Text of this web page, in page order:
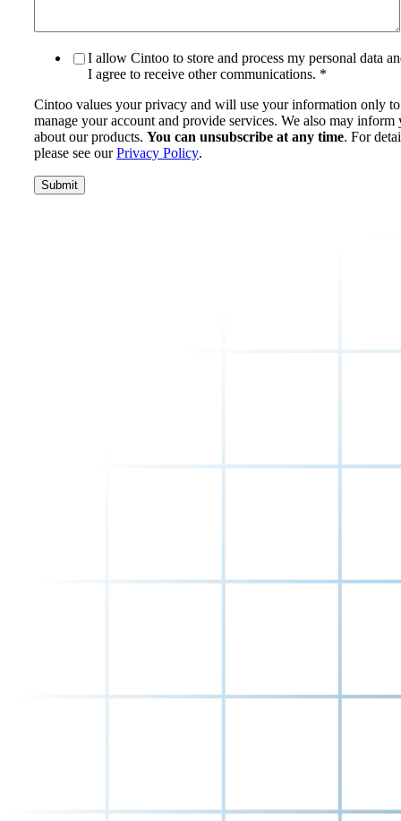
I allow Cintoo to store and process my personal data
I agree to receive other communications. *
Cintoo values your privacy and will use your information only to
manage your account and provide services. We also may inform
about our products. You can unsubscribe at any time. For
please see ourPrivacy Policy.